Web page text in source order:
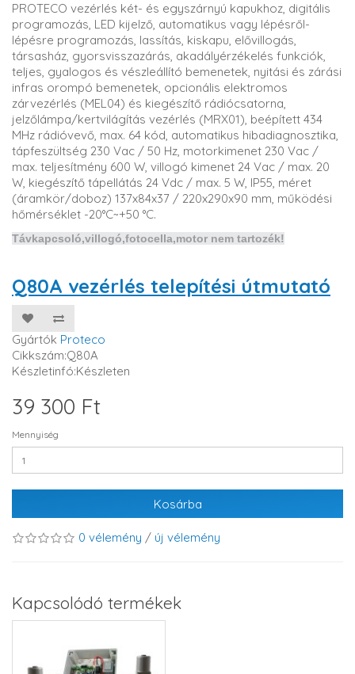
PROTECO vezérlés két- és egyszárnyú kapukhoz, digitális
programozás, LED kijelző, automatikus vagy lépésről-
lépésre programozás, lassítás, kiskapu, elővillogás,
társasház, gyorsvisszazárás, akadályérzékelés funkciók,
teljes, gyalogos és vészleállító bemenetek, nyitási és zárási
infras orompó bemenetek, opcionális elektromos
zárvezérlés (MEL04) és kiegészítő rádiócsatorna,
jelzőlámpa/kertvilágítás vezérlés (MRX01), beépített 434
MHz rádióvevő, max. 64 kód, automatikus hibadiagnosztika,
tápfeszültség 230 Vac / 50 Hz, motorkimenet 230 Vac /
max. teljesítmény 600 W, villogó kimenet 24 Vac / max. 20
W, kiegészítő tápellátás 24 Vdc / max. 5 W, IP55, méret
(áramkör/doboz) 137x84x37 / 220x290x90 mm, működési
hőmérséklet -20°C~+50 °C.
Távkapcsoló,villogó,fotocella,motor nem tartozék!
Q80A vezérlés telepítési útmutató
Gyártók Proteco
Cikkszám:Q80A
Készletinfó:Készleten
39 300 Ft
Mennyiség
Kosárba
0 vélemény / új vélemény
Kapcsolódó termékek